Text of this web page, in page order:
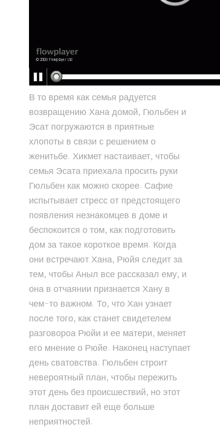
В то время как семья радуется
возвращению Хана домой, Гюльбен и
Эсат погружаются в приятные
хлопоты в связи с решением о
женитьбе. Хикмет настаивает, чтобы
семья Эсата приехала просить руки
Гюльбен как можно скорее. Сафие
испытывает стресс от предстоящего
появления незнакомцев в доме и
беспокоится о том, как подготовить
дом за такое короткое время. Когда
они встречают Хана, Рюйя следит за
тем, чтобы Аныл все рассказал ему, и
она в отчаянии признается Хану в
чем-то важном. То, что Хан узнает
после того, как станет свидетелем
разговороа Рюйи и ее матери, меняет
его мнение о Рюйе. Наконец наступает
день сватовства. Гюльбен строит
невероятный план, чтобы пережить
этот день без происшествий, но этот
план доставит ей еще больше
неприятностей.